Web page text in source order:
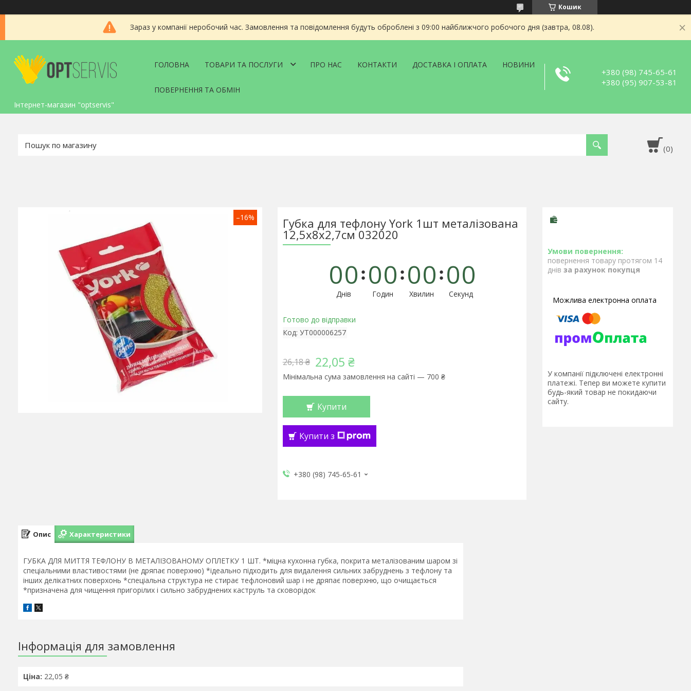
Кошик
Зараз у компанії неробочий час. Замовлення та повідомлення будуть оброблені з 09:00 найближчого робочого дня (завтра, 08.08).
Інтернет-магазин "optservis"
ГОЛОВНА ТОВАРИ ТА ПОСЛУГИ ПРО НАС КОНТАКТИ ДОСТАВКА І ОПЛАТА НОВИНИ
ПОВЕРНЕННЯ ТА ОБМІН
+380 (98) 745-65-61
+380 (95) 907-53-81
–16% Губка для тефлону York 1шт металізована
12,5х8х2,7см 032020
00
Днів
00
Годин
00
Хвилин
00
Секунд
Готово до відправки
Код: УТ000006257
26,18 ₴ 22,05 ₴
Мінімальна сума замовлення на сайті — 700 ₴
Купити
Купити з
+380 (98) 745-65-61
повернення товару протягом 14
днів за рахунок покупця
У компанії підключені електронні
платежі. Тепер ви можете купити
будь-який товар не покидаючи
сайту.
Опис Характеристики
ГУБКА ДЛЯ МИТТЯ ТЕФЛОНУ В МЕТАЛІЗОВАНОМУ ОПЛЕТКУ 1 ШТ. *міцна кухонна губка, покрита металізованим шаром зі
спеціальними властивостями (не дряпає поверхню) *ідеально підходить для видалення сильних забруднень з тефлону та
інших делікатних поверхонь *спеціальна структура не стирає тефлоновий шар і не дряпає поверхню, що очищається
*призначена для чищення пригорілих і сильно забруднених каструль та сковорідок
Інформація для замовлення
Ціна: 22,05 ₴